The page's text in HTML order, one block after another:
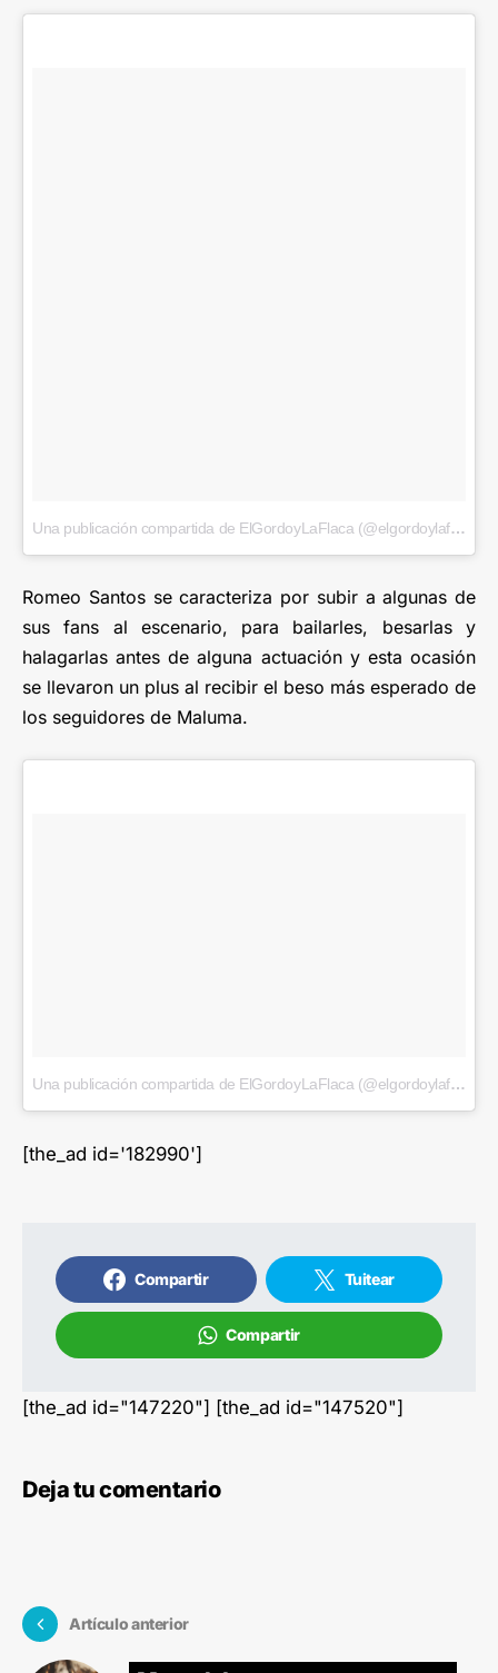
Una publicación compartida de ElGordoyLaFlaca (@elgordoylaflaca)
Romeo Santos se caracteriza por subir a algunas de
sus fans al escenario, para bailarles, besarlas y
halagarlas antes de alguna actuación y esta ocasión
se llevaron un plus al recibir el beso más esperado de
los seguidores de Maluma.
Una publicación compartida de ElGordoyLaFlaca (@elgordoylaflaca)
[the_ad id='182990']
Compartir Tuitear
Compartir
[the_ad id="147220"] [the_ad id="147520"]
Deja tu comentario
Artículo anterior